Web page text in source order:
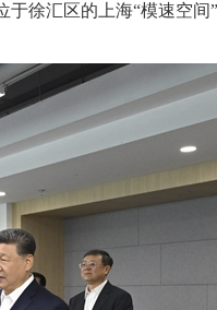
徐汇区的上海“模速空